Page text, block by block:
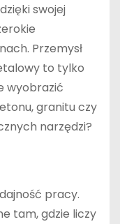
swojej
Przemysł
to tylko
wyobrazić
granitu czy
narzędzi?
pracy.
tam, gdzie liczy